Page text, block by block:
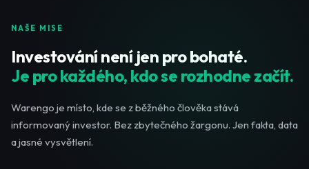
NAŠE MISE
Investování není jen pro bohaté.
Je pro každého, kdo se rozhodne začít.
Warengo je místo, kde se z běžného člověka stává
informovaný investor. Bez zbytečného žargonu. Jen fakta, data
a jasné vysvětlení.